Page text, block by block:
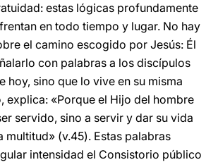
estas lógicas profundamente
en todo tiempo y lugar. No hay
el camino escogido por Jesús: Él
con palabras a los discípulos
hoy, sino que lo vive en su misma
explica: «Porque el Hijo del hombre
servido, sino a servir y dar su vida
multitud» (v.45). Estas palabras
intensidad el Consistorio público